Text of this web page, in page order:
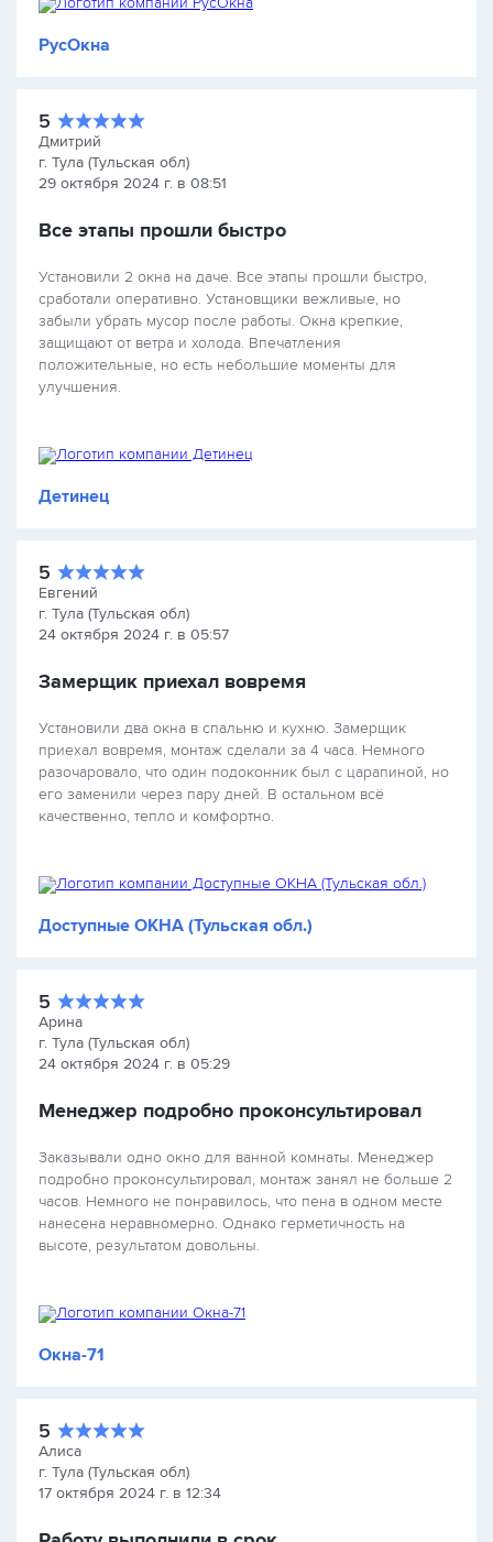
РусОкна
5
Дмитрий
г. Тула (Тульская обл)
29 октября 2024 г. в 08:51
Все этапы прошли быстро
Установили 2 окна на даче. Все этапы прошли быстро,
сработали оперативно. Установщики вежливые, но
забыли убрать мусор после работы. Окна крепкие,
защищают от ветра и холода. Впечатления
положительные, но есть небольшие моменты для
улучшения.
Детинец
5
Евгений
г. Тула (Тульская обл)
24 октября 2024 г. в 05:57
Замерщик приехал вовремя
Установили два окна в спальню и кухню. Замерщик
приехал вовремя, монтаж сделали за 4 часа. Немного
разочаровало, что один подоконник был с царапиной, но
его заменили через пару дней. В остальном всё
качественно, тепло и комфортно.
Доступные ОКНА (Тульская обл.)
5
Арина
г. Тула (Тульская обл)
24 октября 2024 г. в 05:29
Менеджер подробно проконсультировал
Заказывали одно окно для ванной комнаты. Менеджер
подробно проконсультировал, монтаж занял не больше 2
часов. Немного не понравилось, что пена в одном месте
нанесена неравномерно. Однако герметичность на
высоте, результатом довольны.
Окна-71
5
Алиса
г. Тула (Тульская обл)
17 октября 2024 г. в 12:34